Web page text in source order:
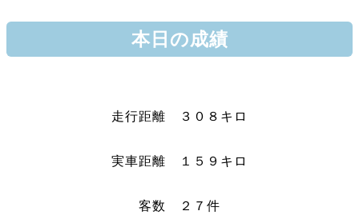
本日の成績
走行距離 ３０８キロ
実車距離 １５９キロ
客数 ２７件